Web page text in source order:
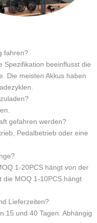
500W BLDC-
Ihre